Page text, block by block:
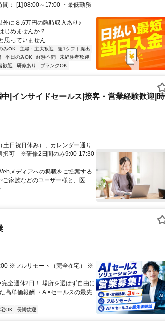
間： [1] 08:00～17:00 ・最低勤務
に８.6万円の臨時収入あり♪
めませんか？
っていません...
みOK 主婦・主夫歓迎
週1シフト提出
平日のみOK 経験不問
未経験者歓迎
歓迎 研修あり ブランクOK
|インサイドセールス|接客・営業経験歓迎|時
日祝日休み）、カレンダー通り
択可 ※研修2日間のみ9:00-17:30
メディアへの掲載をご提案する
ご家族などのユーザー様と、医
※フルリモート（完全在宅） ※
全週休2日！ 場所を選ばず自由に
高単価報酬 ・AI×セールスの最先
OK 長期歓迎